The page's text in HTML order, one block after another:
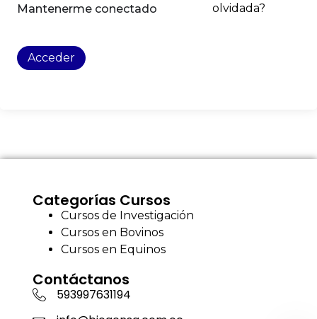
Mantenerme conectado
olvidada?
Acceder
Categorías Cursos
Cursos de Investigación
Cursos en Bovinos
Cursos en Equinos
Contáctanos
593997631194